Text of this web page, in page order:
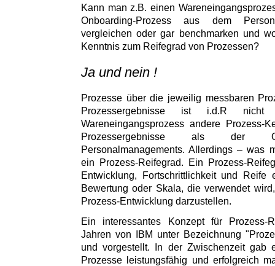
Kann man z.B. einen
Onboarding-Prozess aus dem
vergleichen oder gar benchmarken und
Kenntnis zum Reifegrad von Prozessen?
Ja und nein !
Prozesse über die jeweilig messbaren
Prozessergebnisse ist i.d.R
Wareneingangsprozess andere Prozess-
Prozessergebnisse als der
Personalmanagements. Allerdings – was
ein Prozess-Reifegrad. Ein Prozess-
Entwicklung, Fortschrittlichkeit und
Bewertung oder Skala, die verwendet
Prozess-Entwicklung darzustellen.
Ein interessantes Konzept für Prozess-
Jahren von IBM unter Bezeichnung
und vorgestellt. In der Zwischenzeit gab
Prozesse leistungsfähig und erfolgreich